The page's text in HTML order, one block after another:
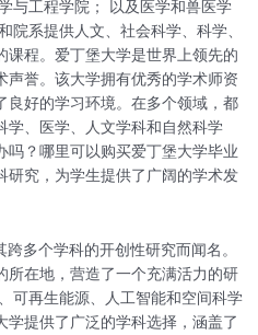
与工程学院； 以及医学和兽医学
院系提供人文、社会科学、科学、
课程。爱丁堡大学是世界上领先的
声誉。该大学拥有优秀的学术师资
良好的学习环境。在多个领域，都
学、医学、人文学科和自然科学
吗？哪里可以购买爱丁堡大学毕业
研究，为学生提供了广阔的学术发
多个学科的开创性研究而闻名。
所在地，营造了一个充满活力的研
可再生能源、人工智能和空间科学
提供了广泛的学科选择，涵盖了